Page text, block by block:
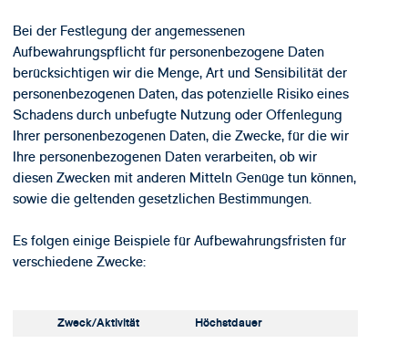
Bei der Festlegung der angemessenen
Aufbewahrungspflicht für personenbezogene Daten
berücksichtigen wir die Menge, Art und Sensibilität der
personenbezogenen Daten, das potenzielle Risiko eines
Schadens durch unbefugte Nutzung oder Offenlegung
Ihrer personenbezogenen Daten, die Zwecke, für die wir
Ihre personenbezogenen Daten verarbeiten, ob wir
diesen Zwecken mit anderen Mitteln Genüge tun können,
sowie die geltenden gesetzlichen Bestimmungen.
Es folgen einige Beispiele für Aufbewahrungsfristen für
verschiedene Zwecke:
Zweck/Aktivität Höchstdauer